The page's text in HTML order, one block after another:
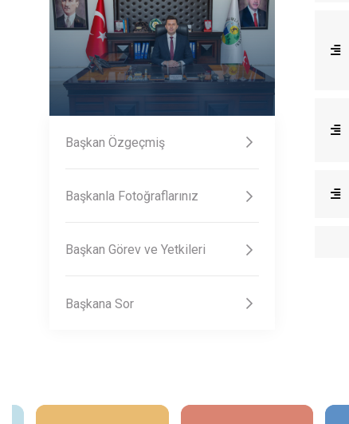
Başkan Özgeçmiş
Başkanla Fotoğraflarınız
Başkan Görev ve Yetkileri
Başkana Sor